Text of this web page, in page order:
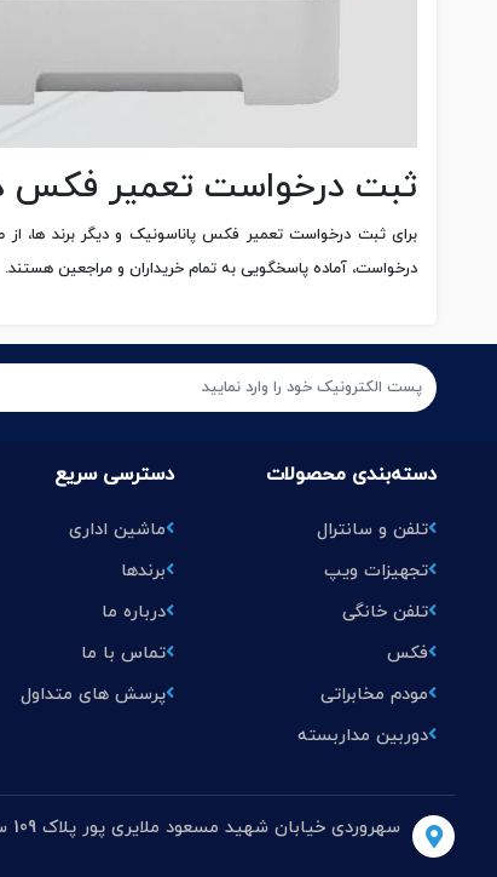
ثبت درخواست تعمیر فکس
برای ثبت درخواست تعمیر فکس پاناسونیک و دیگر برند ها،
درخواست، آماده پاسخگویی به تمام خریداران و مراجعین هستند.
دسته‌بندی محصولات
تلفن و سانترال
تجهیزات ویپ
تلفن خانگی
فکس
مودم مخابراتی
دوربین مداربسته
دسترسی سریع
ماشین اداری
برندها
درباره ما
تماس با ما
پرسش های متداول
سهروردی خیابان شهید مسعود ملایری پور پلاک 109 ساختمان سپنتا طبقه دوم واحد 4